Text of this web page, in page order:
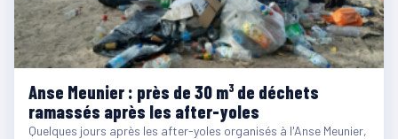
Anse Meunier : près de 30 m³ de déchets
ramassés après les after-yoles
Quelques jours après les after-yoles organisés à l'Anse Meunier,